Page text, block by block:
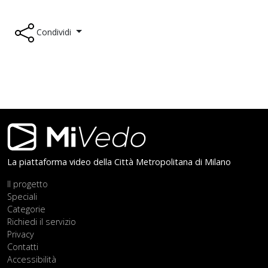
Condividi
La piattaforma video della Città Metropolitana di Milano
Il progetto
Speciali
Categorie
Richiedi il servizio
Privacy
Contatti
Accessibilità